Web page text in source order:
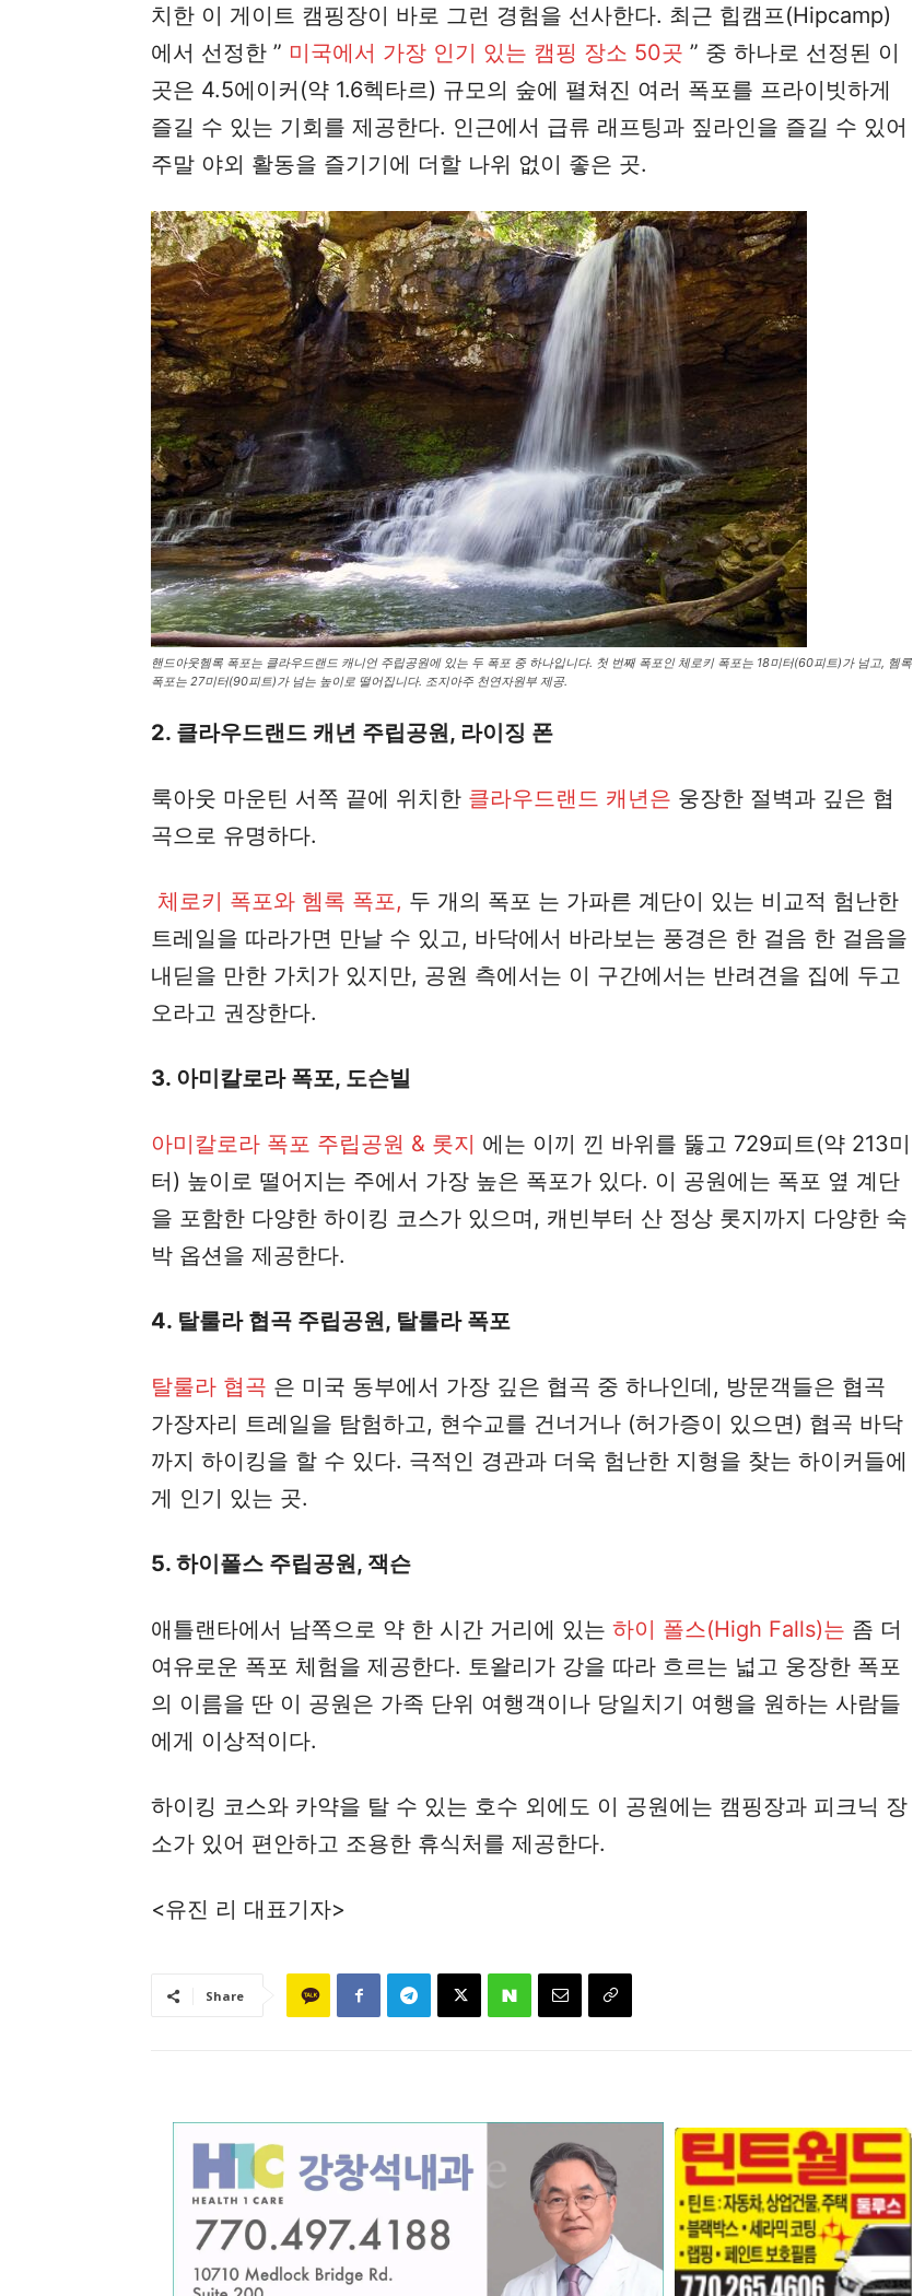
치한 이 게이트 캠핑장이 바로 그런 경험을 선사한다. 최근 힙캠프(Hipcamp)
에서 선정한 ” 미국에서 가장 인기 있는 캠핑 장소 50곳 ” 중 하나로 선정된 이
곳은 4.5에이커(약 1.6헥타르) 규모의 숲에 펼쳐진 여러 폭포를 프라이빗하게
즐길 수 있는 기회를 제공한다. 인근에서 급류 래프팅과 짚라인을 즐길 수 있어
주말 야외 활동을 즐기기에 더할 나위 없이 좋은 곳.
핸드아웃헴록 폭포는 클라우드랜드 캐니언 주립공원에 있는 두 폭포 중 하나입니다. 첫 번째 폭포인 체로키 폭포는 18미터(60피트)가 넘고, 헴록
폭포는 27미터(90피트)가 넘는 높이로 떨어집니다. 조지아주 천연자원부 제공.
2. 클라우드랜드 캐년 주립공원, 라이징 폰
룩아웃 마운틴 서쪽 끝에 위치한 클라우드랜드 캐년은 웅장한 절벽과 깊은 협
곡으로 유명하다.
체로키 폭포와 헴록 폭포, 두 개의 폭포 는 가파른 계단이 있는 비교적 험난한
트레일을 따라가면 만날 수 있고, 바닥에서 바라보는 풍경은 한 걸음 한 걸음을
내딛을 만한 가치가 있지만, 공원 측에서는 이 구간에서는 반려견을 집에 두고
오라고 권장한다.
3. 아미칼로라 폭포, 도슨빌
아미칼로라 폭포 주립공원 & 롯지 에는 이끼 낀 바위를 뚫고 729피트(약 213미
터) 높이로 떨어지는 주에서 가장 높은 폭포가 있다. 이 공원에는 폭포 옆 계단
을 포함한 다양한 하이킹 코스가 있으며, 캐빈부터 산 정상 롯지까지 다양한 숙
박 옵션을 제공한다.
4. 탈룰라 협곡 주립공원, 탈룰라 폭포
탈룰라 협곡 은 미국 동부에서 가장 깊은 협곡 중 하나인데, 방문객들은 협곡
가장자리 트레일을 탐험하고, 현수교를 건너거나 (허가증이 있으면) 협곡 바닥
까지 하이킹을 할 수 있다. 극적인 경관과 더욱 험난한 지형을 찾는 하이커들에
게 인기 있는 곳.
5. 하이폴스 주립공원, 잭슨
애틀랜타에서 남쪽으로 약 한 시간 거리에 있는 하이 폴스(High Falls)는 좀 더
여유로운 폭포 체험을 제공한다. 토왈리가 강을 따라 흐르는 넓고 웅장한 폭포
의 이름을 딴 이 공원은 가족 단위 여행객이나 당일치기 여행을 원하는 사람들
에게 이상적이다.
하이킹 코스와 카약을 탈 수 있는 호수 외에도 이 공원에는 캠핑장과 피크닉 장
소가 있어 편안하고 조용한 휴식처를 제공한다.
<유진 리 대표기자>
Share